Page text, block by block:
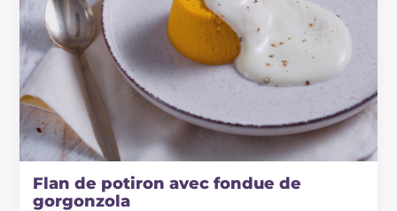
Flan de potiron avec fondue de
gorgonzola